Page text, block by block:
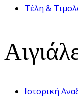
Τέλη &
Ιστορική